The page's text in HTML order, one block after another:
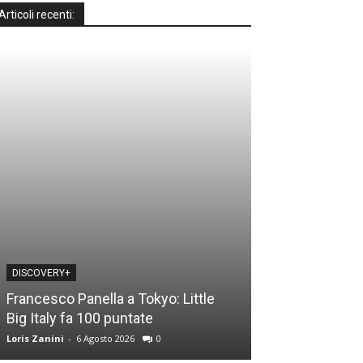
recenti:
DISCOVERY+
Francesco Panella a Tokyo: Little
Big Italy fa 100 puntate
Loris Zanini - 6 Agosto 2026 0